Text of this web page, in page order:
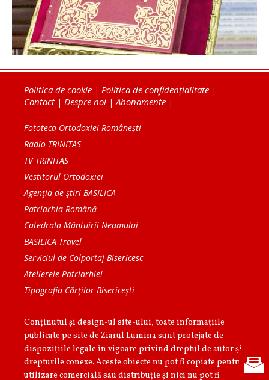
Politica de cookie | Politica de confidențialitate |
Contact| Despre noi |Abonamente |
Fototeca Ortodoxiei Românești
Radio TRINITAS
TV TRINITAS
Vestitorul Ortodoxiei
Agenţia de ştiri BASILICA
Patriarhia Română
Catedrala Mântuirii Neamului
BASILICA Travel
Serviciul de Colportaj Bisericesc
Atelierele Patriarhiei
Tipografia Cărţilor Bisericeşti
Conținutul și design-ul site-ului, toate informaţiile
publicate pe site de Ziarul Lumina sunt protejate de
dispoziţiile legale în vigoare privind dreptul de autor şi
drepturile conexe. Aceste obiecte nu pot fi copiate pentru
utilizare comercială sau distribuţie şi nici nu pot fi